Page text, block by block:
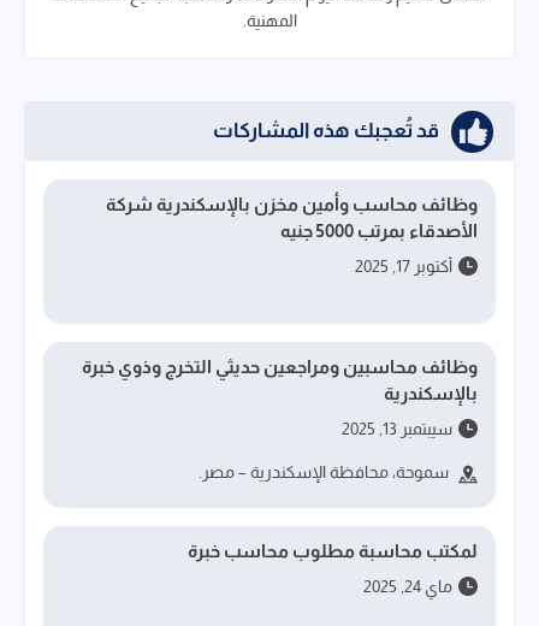
المهنية.
قد تُعجبك هذه المشاركات
وظائف محاسب وأمين مخزن بالإسكندرية شركة
الأصدقاء بمرتب 5000 جنيه
أكتوبر 17, 2025
وظائف محاسبين ومراجعين حديثي التخرج وذوي خبرة
بالإسكندرية
سيبتمبر 13, 2025
سموحة، محافظة الإسكندرية – مصر.
لمكتب محاسبة مطلوب محاسب خبرة
ماي 24, 2025